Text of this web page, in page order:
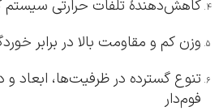
کاهش‌دهندۀ تلفات حرارتی سیستم
وزن کم و مقاومت بالا در برابر
تنوع گسترده در ظرفیت‌ها، ابعاد و
فوم‌دار